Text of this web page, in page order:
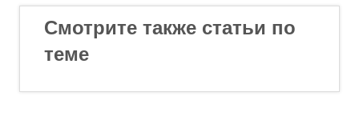
Смотрите также статьи по
теме